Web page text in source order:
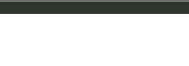
Mentions légales CGV Protection des données